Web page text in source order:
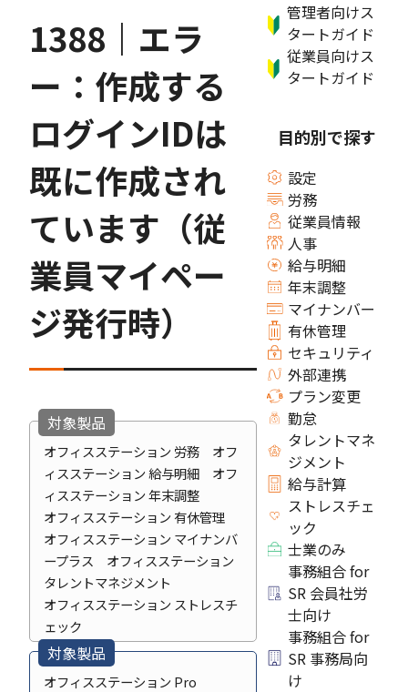
1388｜エラ
ー：作成する
ログインIDは
既に作成され
ています（従
業員マイペー
ジ発行時）
対象製品
オフィスステーション 労務 オフ
ィスステーション 給与明細 オフ
ィスステーション 年末調整
オフィスステーション 有休管理
オフィスステーション マイナンバ
ープラス オフィスステーション
タレントマネジメント
オフィスステーション ストレスチ
ェック
対象製品
オフィスステーション Pro
管理者向けス
タートガイド
従業員向けス
タートガイド
目的別で探す
設定
労務
従業員情報
人事
給与明細
年末調整
マイナンバー
有休管理
セキュリティ
外部連携
プラン変更
勤怠
タレントマネ
ジメント
給与計算
ストレスチェ
ック
士業のみ
事務組合 for
SR 会員社労
士向け
事務組合 for
SR 事務局向
け